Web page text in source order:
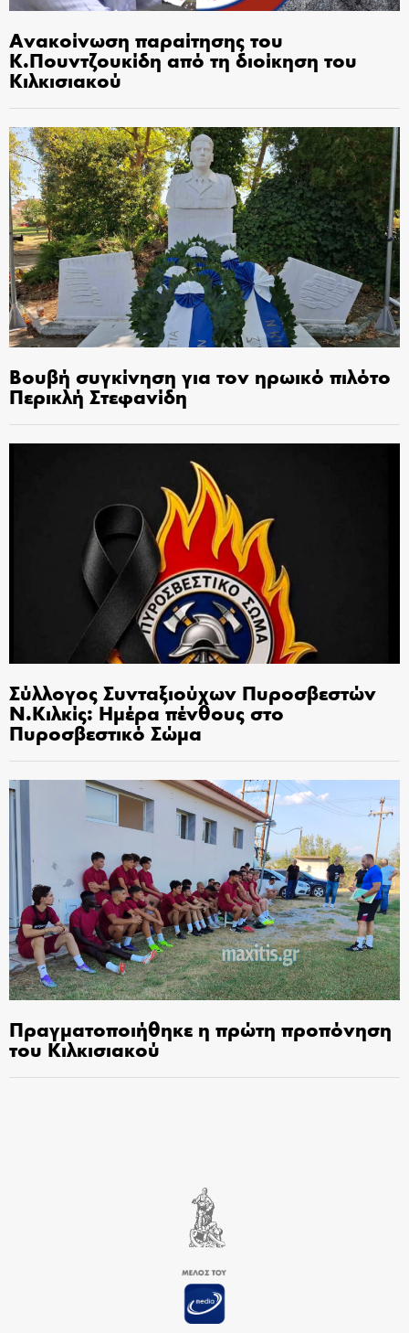
Ανακοίνωση παραίτησης του
Κ.Πουντζουκίδη από τη διοίκηση του
Κιλκισιακού
Βουβή συγκίνηση για τον ηρωικό πιλότο
Περικλή Στεφανίδη
Σύλλογος Συνταξιούχων Πυροσβεστών
Ν.Κιλκίς: Ημέρα πένθους στο
Πυροσβεστικό Σώμα
Πραγματοποιήθηκε η πρώτη προπόνηση
του Κιλκισιακού